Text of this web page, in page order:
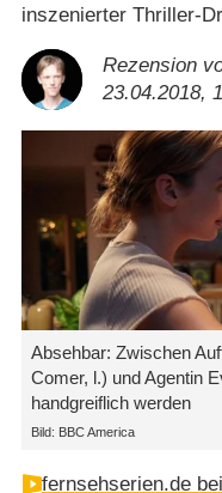
inszenierter Thriller-
Rezension
23.04.2018,
Absehbar: Zwischen
Comer, l.) und Agentin
handgreiflich werden
Bild: BBC America
fernsehserien.de